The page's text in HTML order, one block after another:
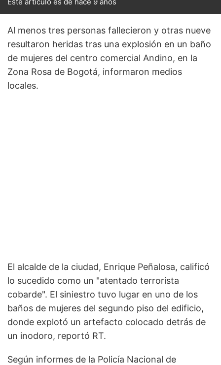
Al menos tres personas fallecieron y otras nueve
resultaron heridas tras una explosión en un baño
de mujeres del centro comercial Andino, en la
Zona Rosa de Bogotá, informaron medios
locales.
El alcalde de la ciudad, Enrique Peñalosa, calificó
lo sucedido como un "atentado terrorista
cobarde". El siniestro tuvo lugar en uno de los
baños de mujeres del segundo piso del edificio,
donde explotó un artefacto colocado detrás de
un inodoro, reportó RT.
Según informes de la Policía Nacional de